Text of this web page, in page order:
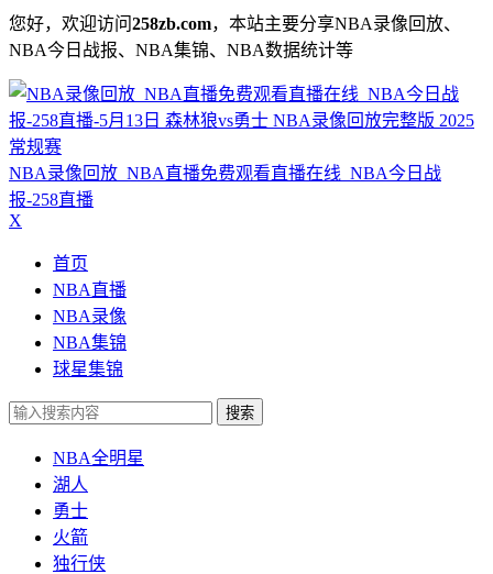
您好，欢迎访问258zb.com，本站主要分享NBA录像回放、
NBA今日战报、NBA集锦、NBA数据统计等
NBA录像回放_NBA直播免费观看直播在线_NBA今日战
报-258直播
X
首页
NBA直播
NBA录像
NBA集锦
球星集锦
搜索
NBA全明星
湖人
勇士
火箭
独行侠